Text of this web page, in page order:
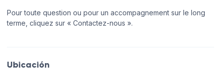
Pour toute question ou pour un accompagnement sur le long
terme, cliquez sur « Contactez-nous ».
Ubicación